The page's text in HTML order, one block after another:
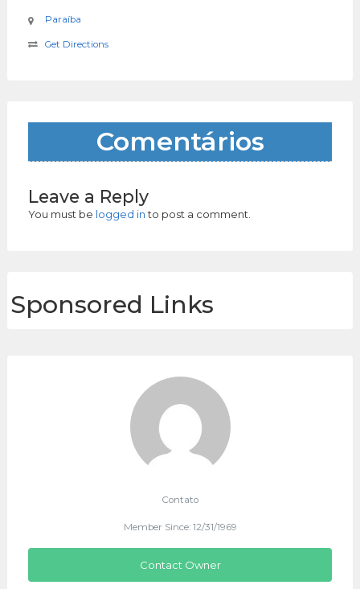
Paraíba
Get Directions
Comentários
Leave a Reply
You must be logged into post a comment.
Sponsored Links
Contato
Member Since: 12/31/1969
Contact Owner